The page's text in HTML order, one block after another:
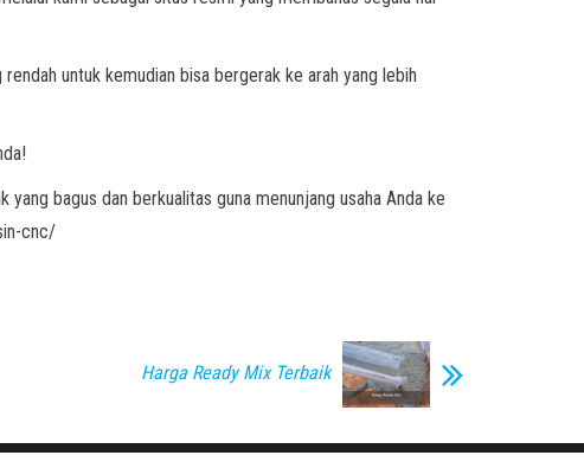
untuk kemudian bisa bergerak ke arah yang lebih
bagus dan berkualitas guna menunjang usaha Anda ke
cnc/
Harga Ready Mix Terbaik